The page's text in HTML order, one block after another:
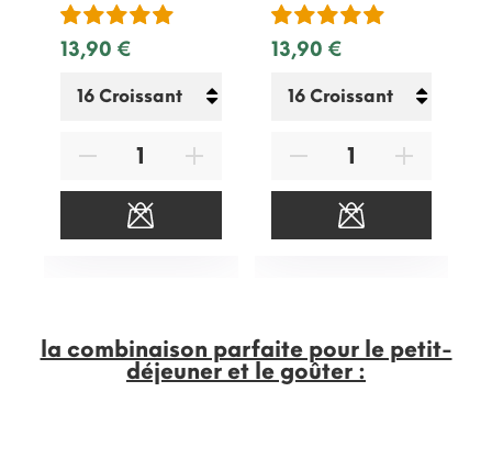
13,90 € 13,90 €
la combinaison parfaite pour le petit-
déjeuner et le goûter :